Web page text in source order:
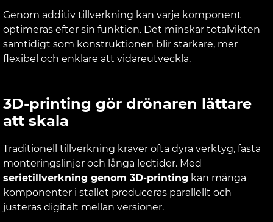
Genom additiv tillverkning kan varje komponent
optimeras efter sin funktion. Det minskar totalvikten
samtidigt som konstruktionen blir starkare, mer
flexibel och enklare att vidareutveckla.
3D-printing gör drönaren lättare
att skala
Traditionell tillverkning kräver ofta dyra verktyg, fasta
monteringslinjer och långa ledtider. Med
serietillverkning genom 3D-printing kan många
komponenter i stället produceras parallellt och
justeras digitalt mellan versioner.